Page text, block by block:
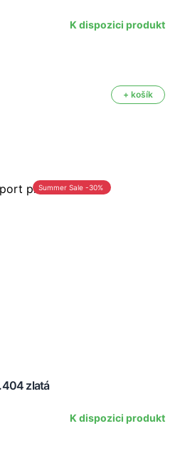
K dispozici produkt
+ košík
Summer Sale -30%
zlatá
K dispozici produkt